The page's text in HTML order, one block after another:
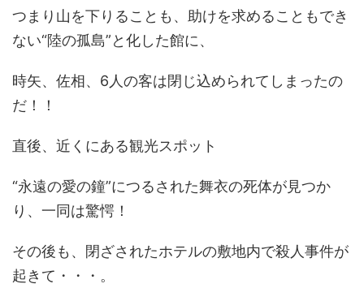
つまり山を下りることも、助けを求めることもでき
ない“陸の孤島”と化した館に、
時矢、佐相、6人の客は閉じ込められてしまったの
だ！！
直後、近くにある観光スポット
“永遠の愛の鐘”につるされた舞衣の死体が見つか
り、一同は驚愕！
その後も、閉ざされたホテルの敷地内で殺人事件が
起きて・・・。